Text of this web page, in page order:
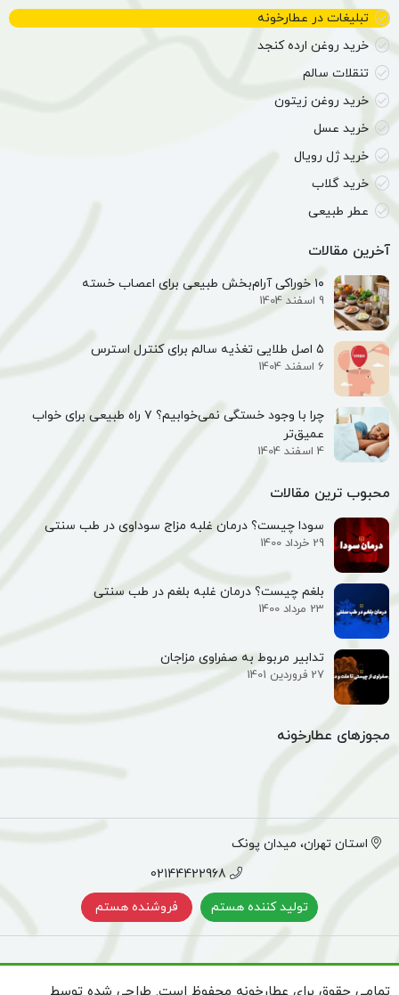
تبلیغات در عطارخونه
خرید روغن ارده کنجد
تنقلات سالم
خرید روغن زیتون
خرید عسل
خرید ژل رویال
خرید گلاب
عطر طبیعی
آخرین مقالات
۱۰ خوراکی آرام‌بخش طبیعی برای اعصاب خسته
9 اسفند 1404
۵ اصل طلایی تغذیه سالم برای کنترل استرس
6 اسفند 1404
چرا با وجود خستگی نمی‌خوابیم؟ ۷ راه طبیعی برای خواب
عمیق‌تر
4 اسفند 1404
محبوب ترین مقالات
سودا چیست؟ درمان غلبه مزاج سوداوی در طب سنتی
29 خرداد 1400
بلغم چیست؟ درمان غلبه بلغم در طب سنتی
23 مرداد 1400
تدابیر مربوط به صفراوی مزاجان
27 فروردین 1401
مجوزهای عطارخونه
استان تهران، میدان پونک
02144422968
تولید کننده هستم
فروشنده هستم